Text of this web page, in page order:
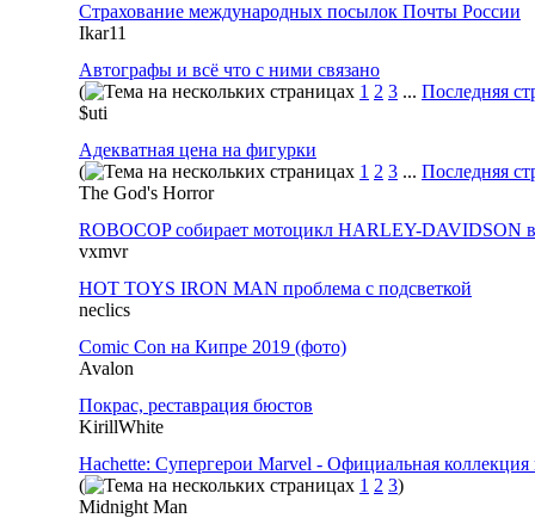
Страхование международных посылок Почты России
Ikar11
Автографы и всё что с ними связано
(
1 2 3 ... Последняя
$uti
Адекватная цена на фигурки
(
1 2 3 ... Последняя
The God's Horror
ROBOCOP собирает мотоцикл HARLEY-DAVIDSON
vxmvr
HOT TOYS IRON MAN проблема с подсветкой
neclics
Comic Con на Кипре 2019 (фото)
Avalon
Покрас, реставрация бюстов
KirillWhite
Hachette: Супергерои Marvel - Официальная коллекция
(
1 2 3)
Midnight Man